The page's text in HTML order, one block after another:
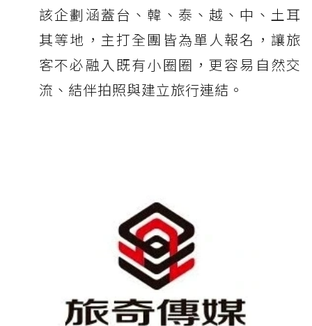
該企劃涵蓋台、韓、泰、越、中、土耳
其等地，主打全團皆為單人報名，讓旅
客不必融入既有小圈圈，更容易自然交
流、結伴拍照與建立旅行連結。